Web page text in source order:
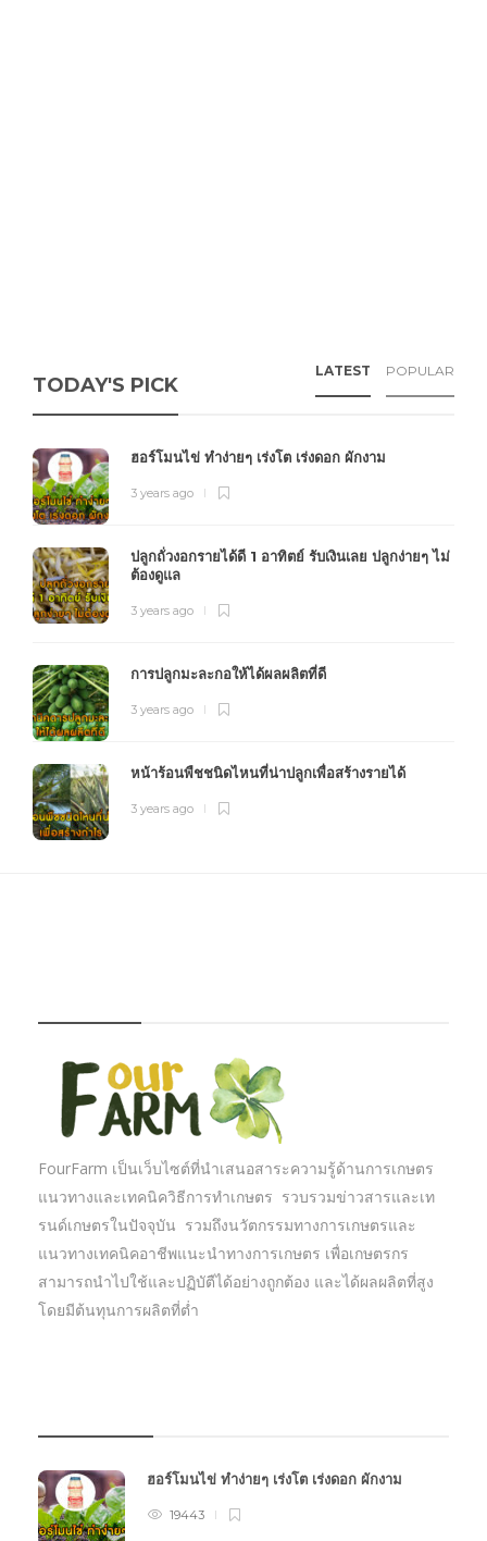
TODAY'S PICK
LATEST POPULAR
ฮอร์โมนไข่ ทำง่ายๆ เร่งโต เร่งดอก ผักงาม
3 years ago
ปลูกถั่วงอกรายได้ดี 1 อาทิตย์ รับเงินเลย ปลูกง่ายๆ ไม่
ต้องดูแล
3 years ago
การปลูกมะละกอให้ได้ผลผลิตที่ดี
3 years ago
หน้าร้อนพืชชนิดไหนที่น่าปลูกเพื่อสร้างรายได้
3 years ago
FourFarm เป็นเว็บไซต์ที่นำเสนอสาระความรู้ด้านการเกษตร
แนวทางและเทคนิควิธีการทำเกษตร รวบรวมข่าวสารและเท
รนด์เกษตรในปัจจุบัน รวมถึงนวัตกรรมทางการเกษตรและ
แนวทางเทคนิคอาชีพแนะนำทางการเกษตร เพื่อเกษตรกร
สามารถนำไปใช้และปฏิบัตืได้อย่างถูกต้อง และได้ผลผลิตที่สูง
โดยมีต้นทุนการผลิตที่ต่ำ
ฮอร์โมนไข่ ทำง่ายๆ เร่งโต เร่งดอก ผักงาม
19443